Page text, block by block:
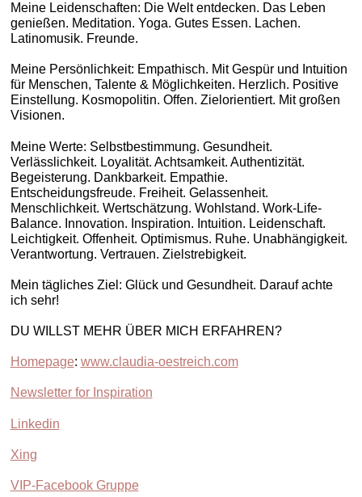
Meine Leidenschaften: Die Welt entdecken. Das Leben
genießen. Meditation. Yoga. Gutes Essen. Lachen.
Latinomusik. Freunde.
Meine Persönlichkeit: Empathisch. Mit Gespür und Intuition
für Menschen, Talente & Möglichkeiten. Herzlich. Positive
Einstellung. Kosmopolitin. Offen. Zielorientiert. Mit großen
Visionen.
Meine Werte: Selbstbestimmung. Gesundheit.
Verlässlichkeit. Loyalität. Achtsamkeit. Authentizität.
Begeisterung. Dankbarkeit. Empathie.
Entscheidungsfreude. Freiheit. Gelassenheit.
Menschlichkeit. Wertschätzung. Wohlstand. Work-Life-
Balance. Innovation. Inspiration. Intuition. Leidenschaft.
Leichtigkeit. Offenheit. Optimismus. Ruhe. Unabhängigkeit.
Verantwortung. Vertrauen. Zielstrebigkeit.
Mein tägliches Ziel: Glück und Gesundheit. Darauf achte
ich sehr!
DU WILLST MEHR ÜBER MICH ERFAHREN?
Homepage: www.claudia-oestreich.com
Newsletter for Inspiration
Linkedin
Xing
VIP-Facebook Gruppe